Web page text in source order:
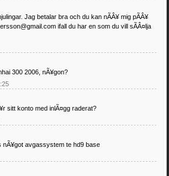
Jag betalar bra och du kan nÃÂ¥ mig pÃÂ¥
ifall du har en som du vill sÃÂ¤lja
300 2006, nÃ¥gon?
sitt konto med inlÃ¤gg raderat?
nÃ¥got avgassystem te hd9 base